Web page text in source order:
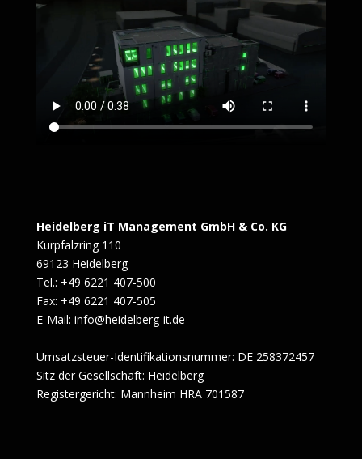
Heidelberg iT Management GmbH & Co. KG
Kurpfalzring 110
69123 Heidelberg
Tel.: +49 6221 407-500
Fax: +49 6221 407-505
E-Mail: info@heidelberg-it.de
Umsatzsteuer-Identifikationsnummer: DE 258372457
Sitz der Gesellschaft: Heidelberg
Registergericht: Mannheim HRA 701587